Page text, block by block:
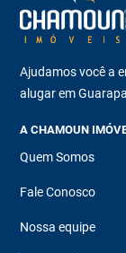
Ajudamos você a
alugar em
A CHAMOUN
Quem Somos
Fale Conosco
Nossa equipe